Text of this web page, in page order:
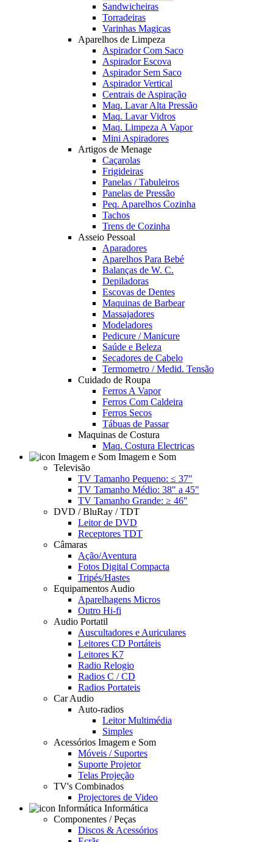
Sandwicheiras
Torradeiras
Varinhas Magicas
Aparelhos de Limpeza
Aspirador Com Saco
Aspirador Escova
Aspirador Sem Saco
Aspirador Vertical
Centrais de Aspiração
Maq. Lavar Alta Pressão
Maq. Lavar Vidros
Maq. Limpeza A Vapor
Mini Aspiradores
Artigos de Menage
Caçarolas
Frigideiras
Panelas / Tabuleiros
Panelas de Pressão
Peq. Aparelhos Cozinha
Tachos
Trens de Cozinha
Asseio Pessoal
Aparadores
Aparelhos Para Bebé
Balanças de W. C.
Depiladoras
Escovas de Dentes
Maquinas de Barbear
Massajadores
Modeladores
Pedicure / Manicure
Saúde e Beleza
Secadores de Cabelo
Termometro / Medid. Tensão
Cuidado de Roupa
Ferros A Vapor
Ferros Com Caldeira
Ferros Secos
Tábuas de Passar
Maquinas de Costura
Maq. Costura Electricas
Imagem e Som
Televisão
TV Tamanho Pequeno: ≤ 37"
TV Tamanho Médio: 38" a 45"
TV Tamanho Grande: ≥ 46"
DVD / BluRay / TDT
Leitor de DVD
Receptores TDT
Câmaras
Ação/Aventura
Fotos Digital Compacta
Tripés/Hastes
Equipamentos Audio
Aparelhagens Micros
Outro Hi-fi
Audio Portatil
Auscultadores e Auriculares
Leitores CD Portáteis
Leitores K7
Radio Relogio
Radios C / CD
Radios Portateis
Car Audio
Auto-radios
Leitor Multimédia
Simples
Acessórios Imagem e Som
Móveis / Suportes
Suporte Projetor
Telas Projeção
TV's Combinados
Projectores de Video
Informática
Componentes / Peças
Discos & Acessórios